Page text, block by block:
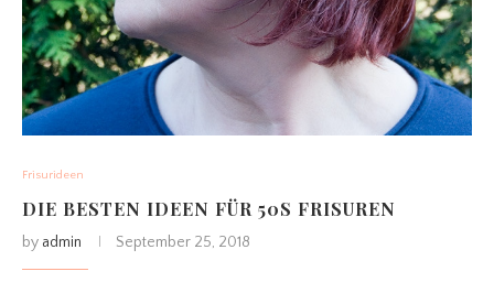
Frisurideen
DIE BESTEN IDEEN FÜR 50S FRISUREN
by admin September 25, 2018